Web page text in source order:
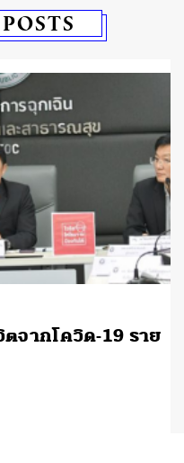
จากโควิด-19 ราย